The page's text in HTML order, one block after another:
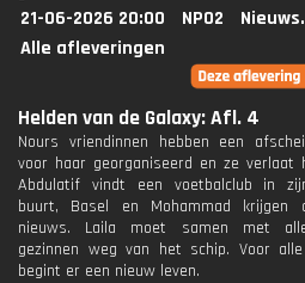
21-06-2026 20:00 NPO2
Alle afleveringen
Helden van de Galaxy: Afl. 4
Nours vriendinnen hebben een
voor haar georganiseerd en ze verlaat
Abdulatif vindt een voetbalclub in
buurt, Basel en Mohammad krijgen
nieuws. Laila moet samen met
gezinnen weg van het schip. Voor
begint er een nieuw leven.